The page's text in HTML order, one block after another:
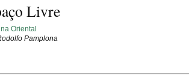
Livre
Oriental
Pamplona